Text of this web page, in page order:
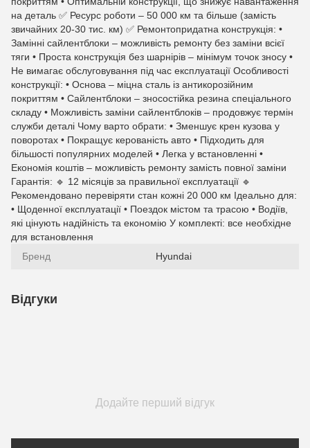
на деталь ✅ Ресурс роботи – 50 000 км та більше (замість
звичайних 20-30 тис. км) ✅ Ремонтопридатна конструкція: •
Замінні сайлентблоки – можливість ремонту без заміни всієї
тяги • Проста конструкція без шарнірів – мінімум точок зносу •
Не вимагає обслуговування під час експлуатації Особливості
конструкції: • Основа – міцна сталь із антикорозійним
покриттям • Сайлентблоки – зносостійка резина спеціального
складу • Можливість заміни сайлентблоків – продовжує термін
служби деталі Чому варто обрати: • Зменшує крен кузова у
поворотах • Покращує керованість авто • Підходить для
більшості популярних моделей • Легка у встановленні •
Економія коштів – можливість ремонту замість повної заміни
Гарантія: 🔹 12 місяців за правильної експлуатації 🔹
Рекомендовано перевіряти стан кожні 20 000 км Ідеально для:
• Щоденної експлуатації • Поездок містом та трасою • Водіїв,
які цінують надійність та економію У комплекті: все необхідне
для встановлення
Бренд
Hyundai
Відгуки
Додайте перший відгук